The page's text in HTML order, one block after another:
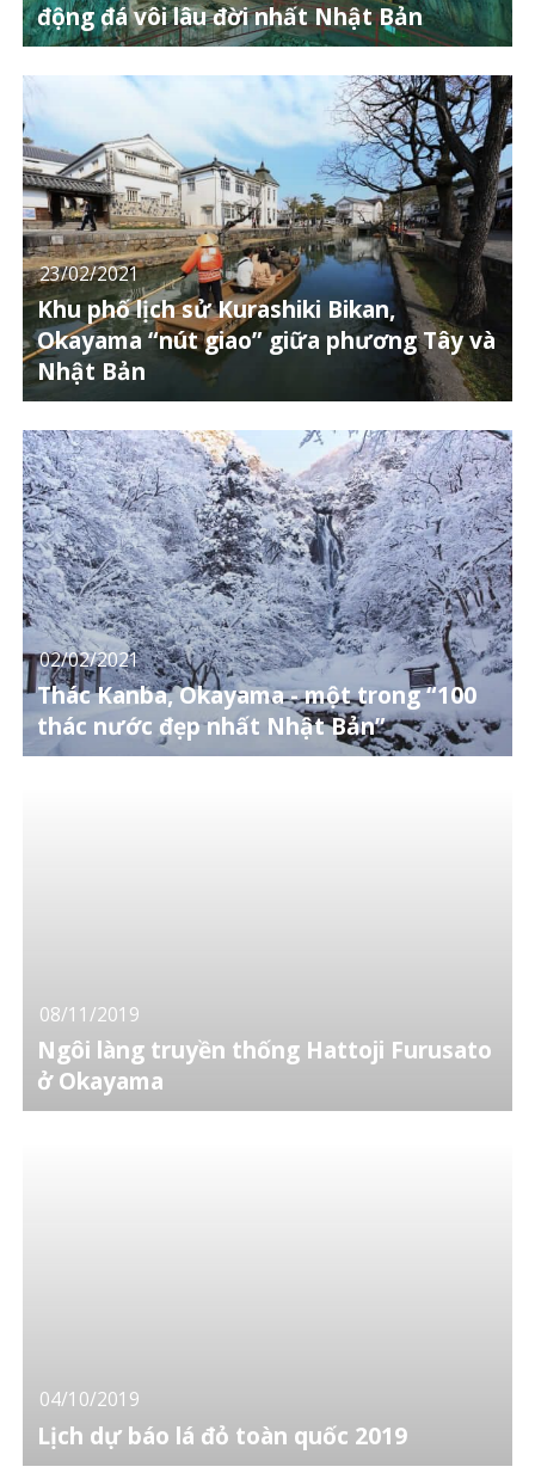
động đá vôi lâu đời nhất Nhật Bản
23/02/2021
Khu phố lịch sử Kurashiki Bikan,
Okayama “nút giao” giữa phương Tây và
Nhật Bản
02/02/2021
Thác Kanba, Okayama - một trong “100
thác nước đẹp nhất Nhật Bản”
08/11/2019
Ngôi làng truyền thống Hattoji Furusato
ở Okayama
04/10/2019
Lịch dự báo lá đỏ toàn quốc 2019